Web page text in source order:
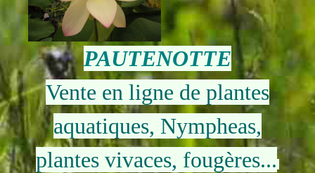
PAUTENOTTE
Vente en ligne de plantes
aquatiques, Nympheas,
plantes vivaces, fougères...